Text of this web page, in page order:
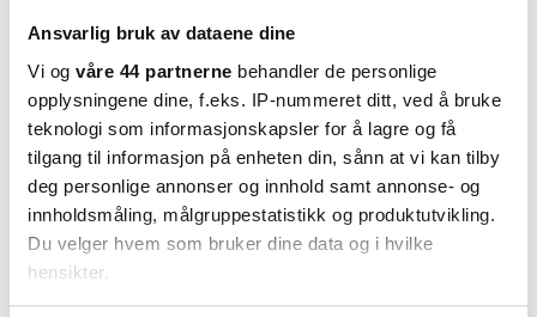
Ansvarlig bruk av dataene dine
Vi og våre 44 partnerne behandler de personlige
opplysningene dine, f.eks. IP-nummeret ditt, ved å bruke
teknologi som informasjonskapsler for å lagre og få
tilgang til informasjon på enheten din, sånn at vi kan tilby
deg personlige annonser og innhold samt annonse- og
innholdsmåling, målgruppestatistikk og produktutvikling.
Du velger hvem som bruker dine data og i hvilke
hensikter.
Industrisekker